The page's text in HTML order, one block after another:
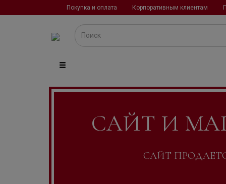
Покупка и оплата Корпоративным клиентам
САЙТ И
САЙТ